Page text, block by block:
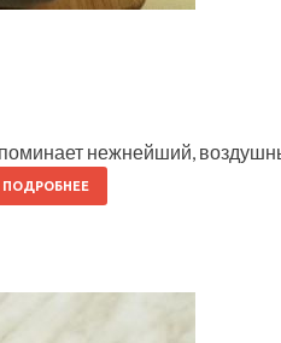
нежнейший,
ПОДРОБНЕЕ